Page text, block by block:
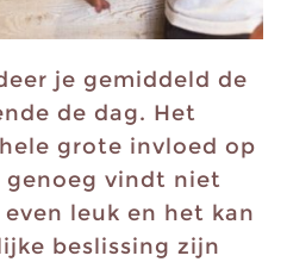
je gemiddeld de
de dag. Het
grote invloed op
genoeg vindt niet
leuk en het kan
beslissing zijn